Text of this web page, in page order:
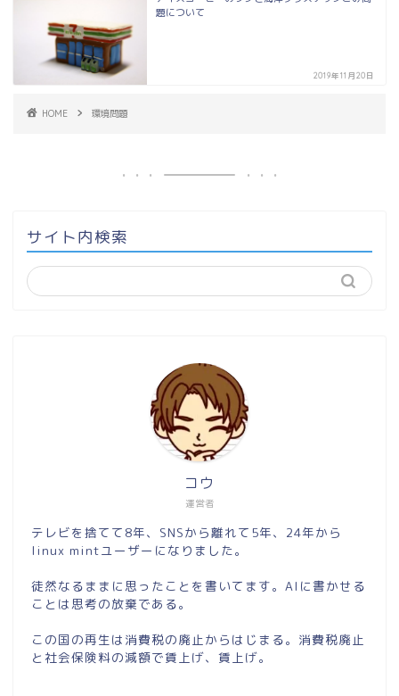
題について
2019年11月20日
HOME 環境問題
サイト内検索
運営者
コウ
テレビを捨てて8年、SNSから離れて5年、24年から
linux mintユーザーになりました。
徒然なるままに思ったことを書いてます。AIに書かせる
ことは思考の放棄である。
この国の再生は消費税の廃止からはじまる。消費税廃止
と社会保険料の減額で賃上げ、賃上げ。